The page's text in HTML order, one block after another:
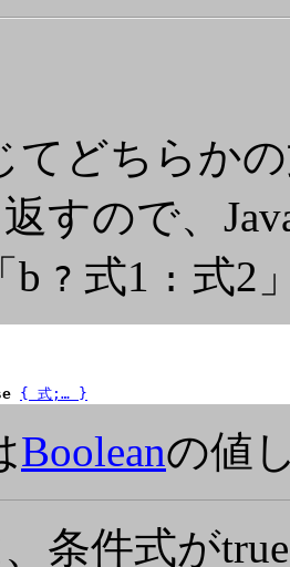
てどちらか
すので、
b ? 式1 : 式2
{ 式;… }
Booleanの値
条件式が